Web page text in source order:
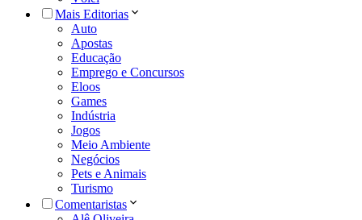
Mais Editorias
Auto
Apostas
Educação
Emprego e Concursos
Eloos
Games
Indústria
Jogos
Meio Ambiente
Negócios
Pets e Animais
Turismo
Comentaristas